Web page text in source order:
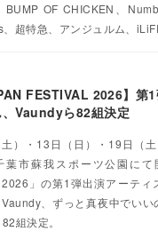
OF CHICKEN、
超特急、アンジュルム、
FESTIVAL 2026】第1
Vaundyら82組決定
）・13日（日）・19日（
葉市蘇我スポーツ公園に
」の第1弾出演アーティ
、ずっと真夜中でいい
組決定。